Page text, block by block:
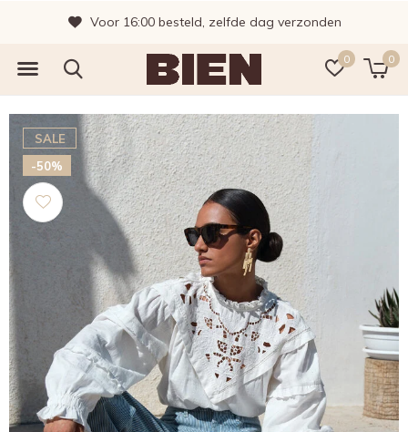
0 0
Voor 16:00 besteld, zelfde dag verzonden
SALE
-50%